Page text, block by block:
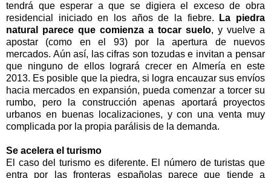
tendrá que esperar a que se digiera el exceso de obra
residencial iniciado en los años de la fiebre.
La piedra
natural parece que comienza a tocar suelo, y vuelve a
apostar (como en el 93) por la apertura de nuevos
mercados. Aún así, las cifras son tozudas e invitan a pensar
que ninguno de ellos logrará crecer en Almería en este
2013. Es posible que la piedra, si logra encauzar sus envíos
hacia mercados en expansión, pueda comenzar a torcer su
rumbo, pero la construcción apenas aportará proyectos
urbanos en buenas localizaciones, y con una venta muy
complicada por la propia parálisis de la demanda.
Se acelera el turismo
El caso del turismo es diferente. El número de turistas que
entra por las fronteras españolas parece que tiende a